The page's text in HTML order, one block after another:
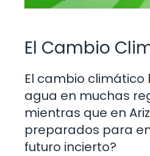
El Cambio
El cambio
agua en muchas
mientras que en
preparados para
futuro incierto?